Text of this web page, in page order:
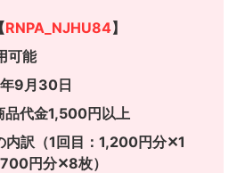
RNPA_NJHU84】
可能
9月30日
品代金1,500円以上
訳（1回目：1,200円分✕1
円分✕8枚）